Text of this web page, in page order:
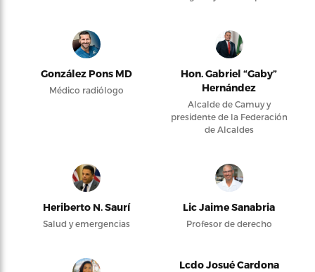
González Pons MD
Médico radiólogo
Hon. Gabriel “Gaby”
Hernández
Alcalde de Camuy y
presidente de la Federación
de Alcaldes
Heriberto N. Saurí
Salud y emergencias
Lic Jaime Sanabria
Profesor de derecho
Lcdo Josué Cardona